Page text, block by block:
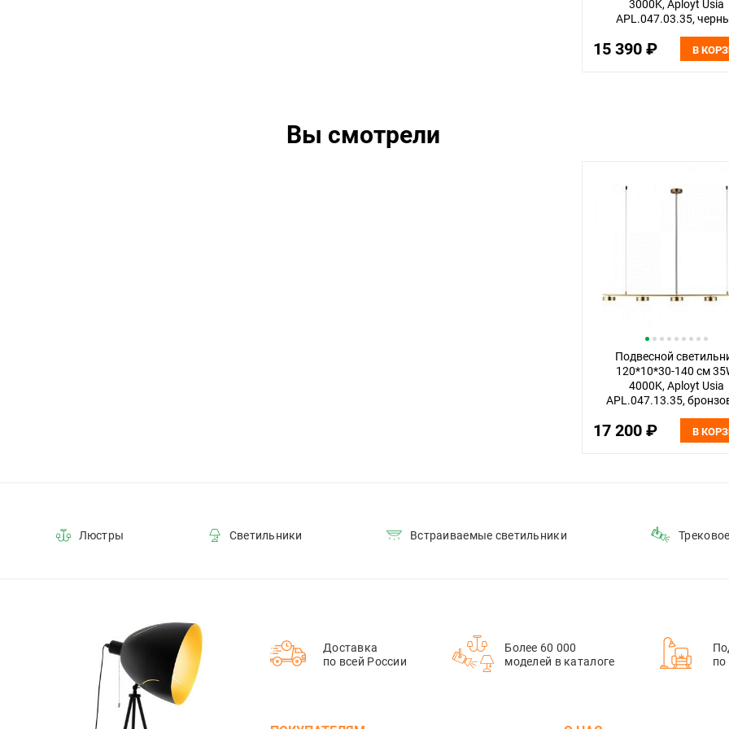
3000K, Aployt Usia
APL.047.03.35,
15 390 ₽ В
Вы смотрели
Подвесной
120*10*30-140 см
4000K, Aployt Usia
APL.047.13.35,
17 200 ₽ В
Люстры Светильники Встраиваемые светильники
Доставка
по всей России
Более 60 000
моделей в каталоге
по